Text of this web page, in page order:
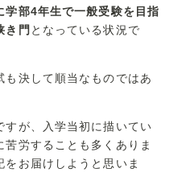
学部4年生で一般受験を目指
き門 となっている状況で
も決して順当なものではあ
すが、入学当初に描いてい
労することも多くありま
をお届けしようと思いま